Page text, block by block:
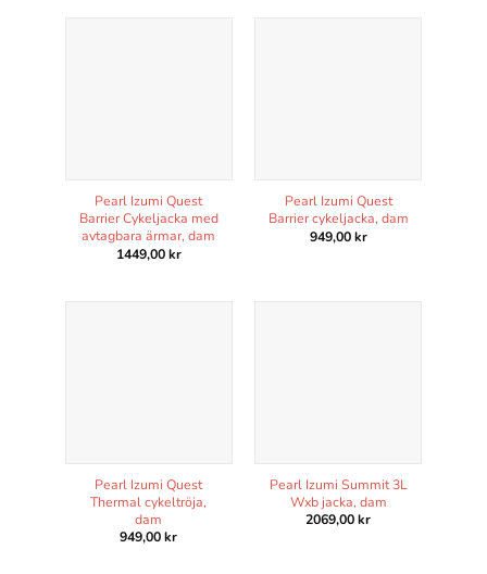
Pearl Izumi Quest
Barrier Cykeljacka med
avtagbara ärmar, dam
1449,00kr
Pearl Izumi Quest
Barrier cykeljacka, dam
949,00kr
Pearl Izumi Quest
Thermal cykeltröja,
dam
949,00kr
Pearl Izumi Summit 3L
Wxb jacka, dam
2069,00kr